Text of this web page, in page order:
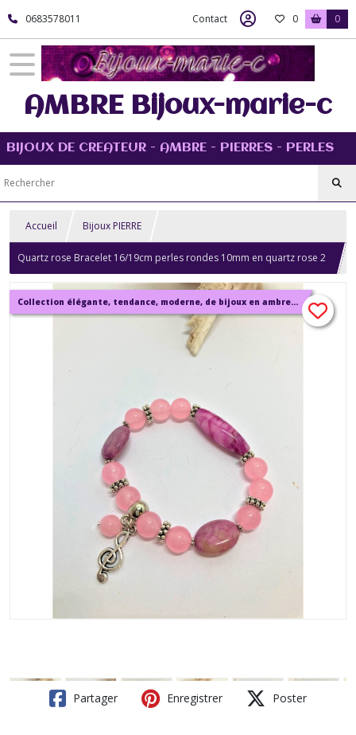
0683578011 Contact 0 0
AMBRE Bijoux-marie-c
BIJOUX DE CREATEUR - AMBRE - PIERRES - PERLES
Accueil Bijoux PIERRE
Quartz rose Bracelet 16/19cm perles rondes 10mm en quartz rose 2
perles ovales plates et 1 perle ovale longue en agate bijou femme
Collection élégante, tendance, moderne, de bijoux en ambre, pierre, perles.
Partager Enregistrer Poster